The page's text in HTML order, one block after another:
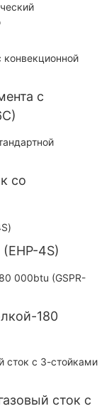
с
со
4S)
180
сток с